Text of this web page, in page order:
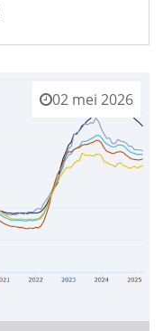
02 mei 2026